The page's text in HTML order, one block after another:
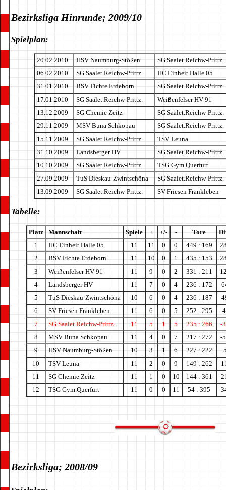
Bezirksliga Hinrunde; 2009/10
Spielplan:
20.02.2010 HSV Naumburg-Stößen
SG Saalet.Reichw-Prittz.
06.02.2010
SG Saalet.Reichw-Prittz.
HC Einheit Halle 05
31.01.2010
BSV Fichte Erdeborn
SG Saalet.Reichw-Prittz.
17.01.2010
SG Saalet.Reichw-Prittz.
Weißenfelser HV 91
13.12.2009
SG Chemie Zeitz
SG Saalet.Reichw-Prittz.
29.11.2009
MSV Buna Schkopau
SG Saalet.Reichw-Prittz.
15.11.2009
SG Saalet.Reichw-Prittz.
TSV Leuna
31.10.2009
Landsberger HV
SG Saalet.Reichw-Prittz.
10.10.2009
SG Saalet.Reichw-Prittz.
TSG Gym.Querfurt
27.09.2009
TuS Dieskau-Zwintschöna
SG Saalet.Reichw-Prittz.
13.09.2009
SG Saalet.Reichw-Prittz. SV Friesen Frankleben
Tabelle:
Platz Mannschaft Spiele + +/- - Tore
1
HC Einheit Halle 05 11 11 0 0 449 : 169
2
BSV Fichte Erdeborn 11 10 0 1 435 : 153
3
Weißenfelser HV 91 11 9 0 2 331 : 211
4
Landsberger HV 11 7 0 4 236 : 172
5
TuS Dieskau-Zwintschöna 10 6 0 4 236 : 187
6
SV Friesen Frankleben 11 6 0 5 252 : 295
-
7
SG Saalet.Reichw-Prittz. 11 5 1 5 235 : 266
-
8
MSV Buna Schkopau 11 4 0 7 217 : 272
-
9
HSV Naumburg-Stößen 10 3 1 6 227 : 222
10
TSV Leuna 11 2 0 9 149 : 262
-
11
SG Chemie Zeitz 11 1 0 10 144 : 361
-
12
TSG Gym.Querfurt 11 0 0 11 54 : 395 -
Bezirksliga; 2008/09